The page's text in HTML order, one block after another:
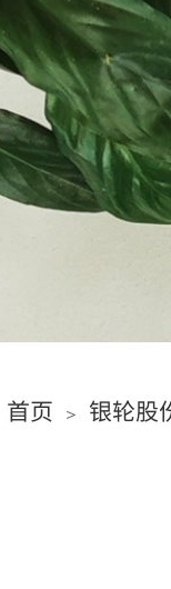
首页 ＞ 银轮股